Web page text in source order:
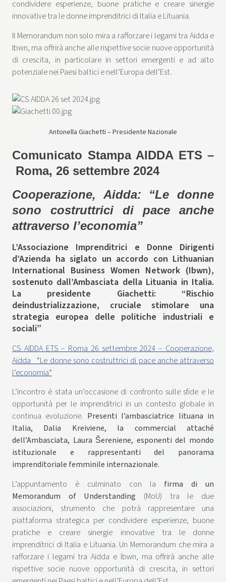
condividere esperienze, buone pratiche e creare sinergie
innovative tra le donne imprenditrici di Italia e Lituania.
Il Memorandum non solo mira a rafforzare i legami tra Aidda e
Ibwn, ma offrirà anche alle rispettive socie nuove opportunità
di crescita, in particolare in settori emergenti e ad alto
potenziale nei Paesi baltici e nell’Europa dell’Est.
Antonella Giachetti – Presidente Nazionale
Comunicato Stampa AIDDA ETS –
Roma, 26 settembre 2024
Cooperazione, Aidda: “Le donne
sono costruttrici di pace anche
attraverso l’economia”
L’Associazione Imprenditrici e Donne Dirigenti
d’Azienda ha siglato un accordo con Lithuanian
International Business Women Network (Ibwn),
sostenuto dall’Ambasciata della Lituania in Italia.
La presidente Giachetti: “Rischio
deindustrializzazione, cruciale stimolare una
strategia europea delle politiche industriali e
sociali”
CS AIDDA ETS – Roma 26 settembre 2024 – Cooperazione,
Aidda_ “Le donne sono costruttrici di pace anche attraverso
l’economia”
L’incontro è stata un’occasione di confronto sulle sfide e le
opportunità per le imprenditrici in un contesto globale in
continua evoluzione. Presenti l’ambasciatrice lituana in
Italia, Dalia Kreiviene, la commercial attaché
dell’Ambasciata, Laura Šereniene, esponenti del mondo
istituzionale e rappresentanti del panorama
imprenditoriale femminile internazionale.
L’appuntamento è culminato con la firma di un
Memorandum of Understanding (MoU) tra le due
associazioni, strumento che potrà rappresentare una
piattaforma strategica per condividere esperienze, buone
pratiche e creare sinergie innovative tra le donne
imprenditrici di Italia e Lituania. Un Memorandum che mira a
rafforzare i legami tra Aidda e Ibwn, ma offrirà anche alle
rispettive socie nuove opportunità di crescita, in settori